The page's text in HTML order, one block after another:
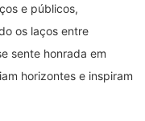
e públicos,
os laços entre
sente honrada em
horizontes e inspiram